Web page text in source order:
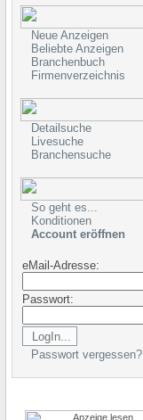
Neue Anzeigen
Beliebte Anzeigen
Branchenbuch
Firmenverzeichnis
Detailsuche
Livesuche
Branchensuche
So geht es...
Konditionen
Account eröffnen
eMail-Adresse:
Passwort:
Passwort vergessen?